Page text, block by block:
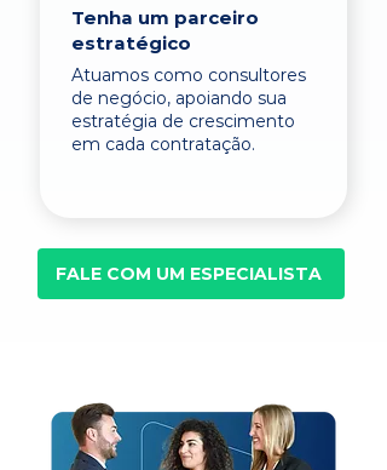
Tenha um parceiro
estratégico
Atuamos como consultores
de negócio, apoiando sua
estratégia de crescimento
em cada contratação.
FALE COM UM ESPECIALISTA